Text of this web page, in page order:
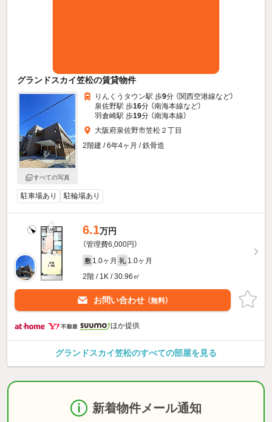
グランドスカイ笠松の賃貸物件
すべての写真
りんくうタウン駅 歩9分 （関西空港線など）
泉佐野駅 歩16分 （南海本線など）
羽倉崎駅 歩19分 （南海本線）
大阪府泉佐野市笠松２丁目
2階建 / 6年4ヶ月 / 鉄骨造
駐車場あり 駐輪場あり
6.1万円
（管理費6,000円）
敷 1.0ヶ月 礼 1.0ヶ月
2階 / 1K / 30.96㎡
お問い合わせ （無料）
ほか提供
グランドスカイ笠松のすべての部屋を見る
新着物件メール通知